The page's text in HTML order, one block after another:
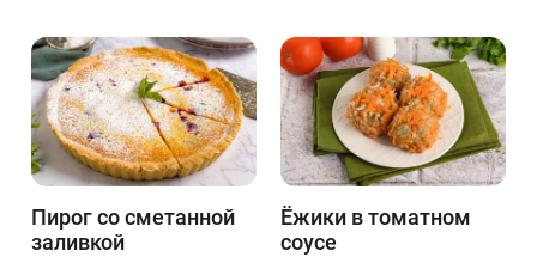
Пирог со сметанной
заливкой
Ёжики в томатном
соусе